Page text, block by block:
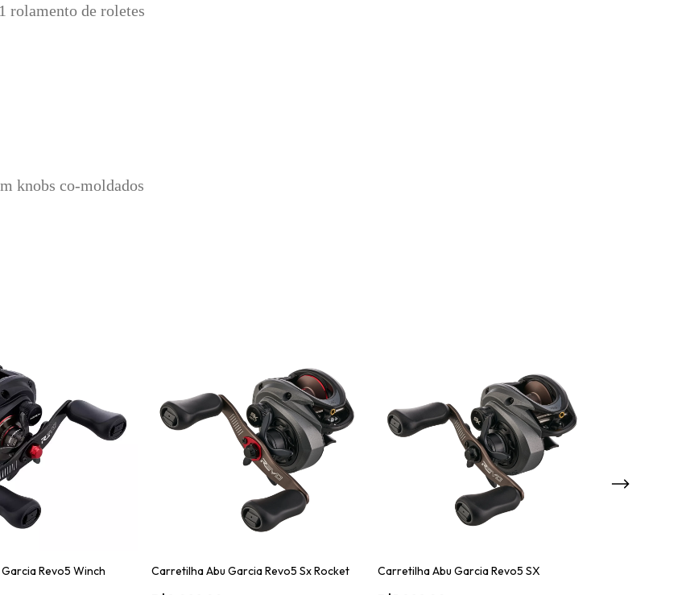
rolamento de roletes
knobs co-moldados
Revo5 Winch Carretilha Abu Garcia Revo5 Sx Rocket Carretilha Abu Garcia Revo5 SX